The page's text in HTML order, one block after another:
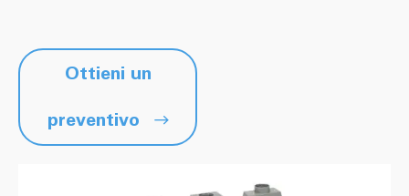
Ottieni un
preventivo 